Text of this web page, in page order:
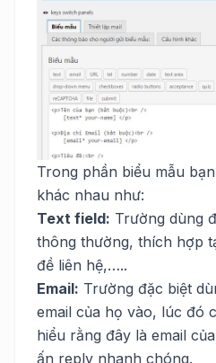
Trong phần biểu mẫu
khác nhau như:
Text field: Trường dùng
thông thường, thích hợp
đề liên hệ,…..
Email: Trường đặc biệt
email của họ vào, lúc đó
hiểu rằng đây là email
ấn reply nhanh chóng.